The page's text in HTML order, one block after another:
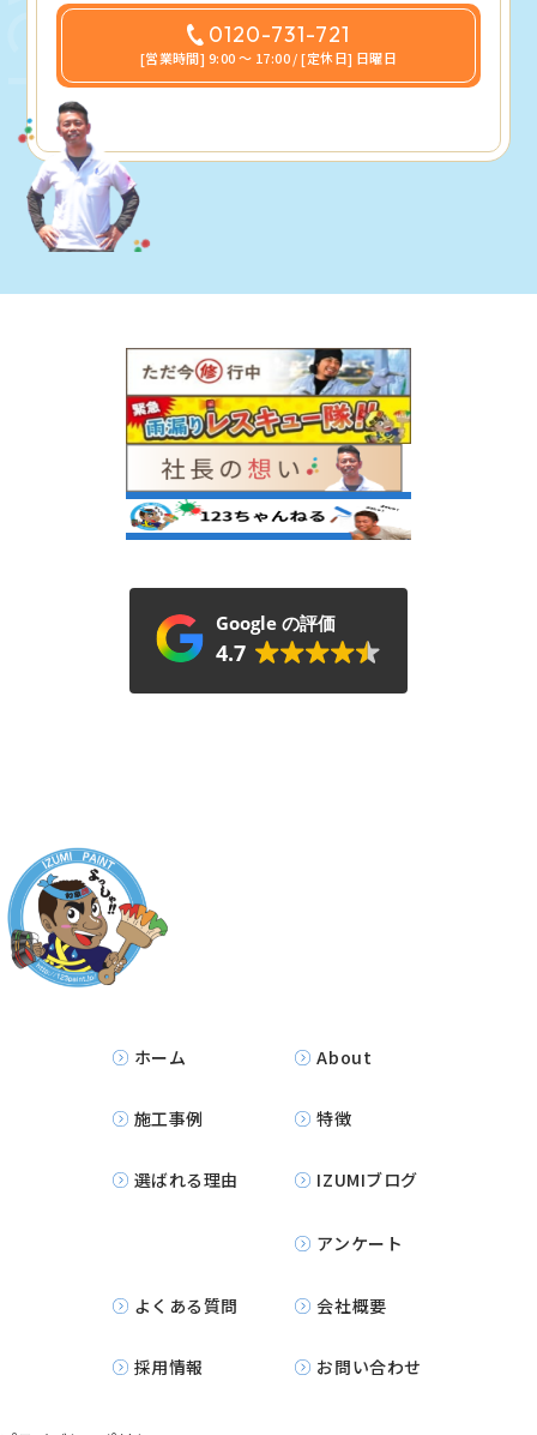
0120-731-721
[営業時間] 9:00 〜 17:00 / [定休日] 日曜日
Google の評価
4.7
ホーム About
施工事例 特徴
選ばれる理由 IZUMIブログ
アンケート
よくある質問 会社概要
採用情報 お問い合わせ